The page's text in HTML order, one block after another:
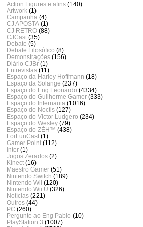
Action Figures e afins (140)
Artwork (1)
Campanha (4)
CJ APOSTA (1)
CJ RETRO (88)
CJCast (35)
Debate (5)
Debate Filosófico (8)
Demonstrações (156)
Diário CJBr (1)
Entrevistas (11)
Espaço da Harley Hoffmann (18)
Espaço da Solange (237)
Espaço do Eng Leonardo (4334)
Espaço do Guilherme Gamer (333)
Espaço do Internauta (1016)
Espaço do Noctis (127)
Espaço do Victor Ludgero (234)
Espaço do Wesley (79)
Espaço do ZÈH™ (438)
ForFunCast (1)
Gamer Point (112)
inter (1)
Jogos Zerados (2)
Kinect (16)
Maestro Gamer (51)
Nintendo Switch (189)
Nintendo Wii (120)
Nintendo Wii U (326)
Notícias (221)
Outros (44)
PC (260)
Pergunte ao Eng Pablo (10)
PlayStation 3 (1007)